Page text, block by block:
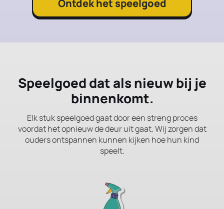
Ontdek het speelgoed
Speelgoed dat als nieuw bij je
binnenkomt.
Elk stuk speelgoed gaat door een streng proces
voordat het opnieuw de deur uit gaat. Wij zorgen dat
ouders ontspannen kunnen kijken hoe hun kind
speelt.